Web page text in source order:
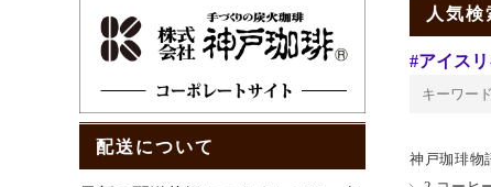
人気検
#アイス
神戸珈琲物
配送について